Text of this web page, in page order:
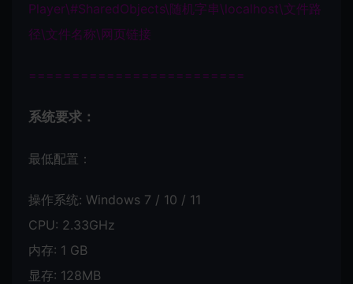
Player\#SharedObjects\随机字串\localhost\文件路
径\文件名称\网页链接
=========================
系统要求：
最低配置：
操作系统: Windows 7 / 10 / 11
CPU: 2.33GHz
内存: 1 GB
显存: 128MB